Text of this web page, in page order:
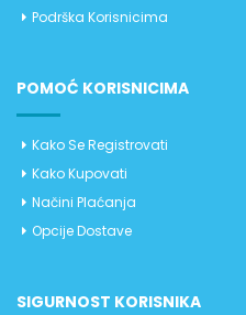
Podrška Korisnicima
POMOĆ KORISNICIMA
Kako Se Registrovati
Kako Kupovati
Načini Plaćanja
Opcije Dostave
SIGURNOST KORISNIKA